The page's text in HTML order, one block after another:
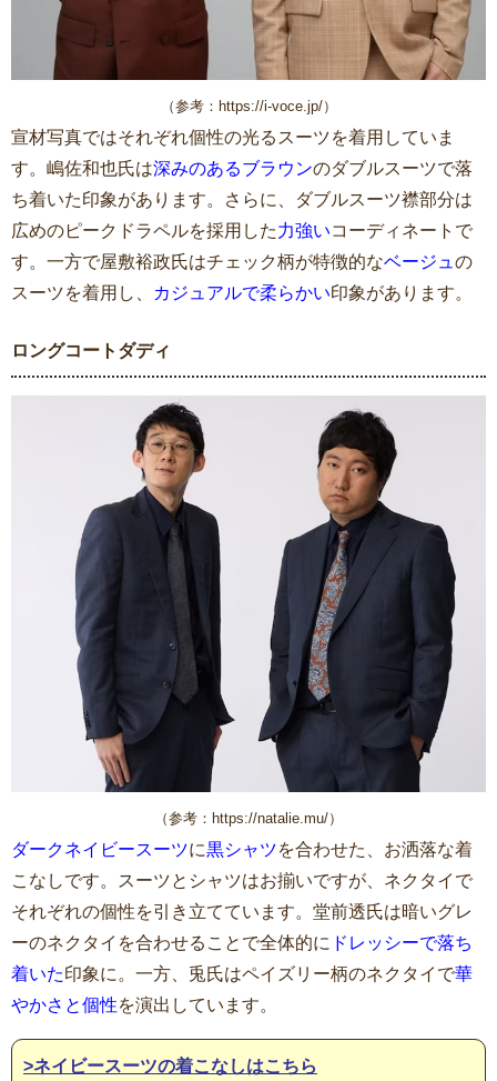
（参考：https://i-voce.jp/）
宣材写真ではそれぞれ個性の光るスーツを着用していま
す。嶋佐和也氏は深みのあるブラウンのダブルスーツで落
ち着いた印象があります。さらに、ダブルスーツ襟部分は
広めのピークドラペルを採用した力強いコーディネートで
す。一方で屋敷裕政氏はチェック柄が特徴的なベージュの
スーツを着用し、
カジュアルで柔らかい印象があります。
ロングコートダディ
（参考：https://natalie.mu/）
ダークネイビースーツに黒シャツを合わせた、お洒落な着
こなしです。スーツとシャツはお揃いですが、ネクタイで
それぞれの個性を引き立てています。堂前透氏は暗いグレ
ーのネクタイを合わせることで全体的に ドレッシーで落ち
着いた印象に。一方、兎氏はペイズリー柄のネクタイで華
やかさと個性を演出しています。
>ネイビースーツの着こなしはこちら